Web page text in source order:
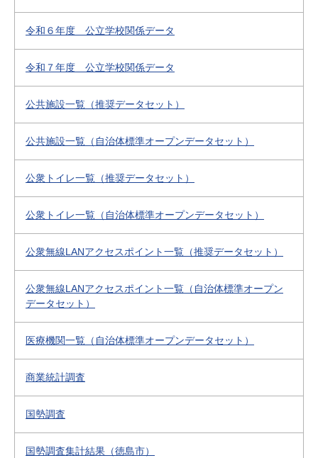
令和６年度 公立学校関係データ
令和７年度 公立学校関係データ
公共施設一覧（推奨データセット）
公共施設一覧（自治体標準オープンデータセット）
公衆トイレ一覧（推奨データセット）
公衆トイレ一覧（自治体標準オープンデータセット）
公衆無線LANアクセスポイント一覧（推奨データセット）
公衆無線LANアクセスポイント一覧（自治体標準オープン
データセット）
医療機関一覧（自治体標準オープンデータセット）
商業統計調査
国勢調査
国勢調査集計結果（徳島市）